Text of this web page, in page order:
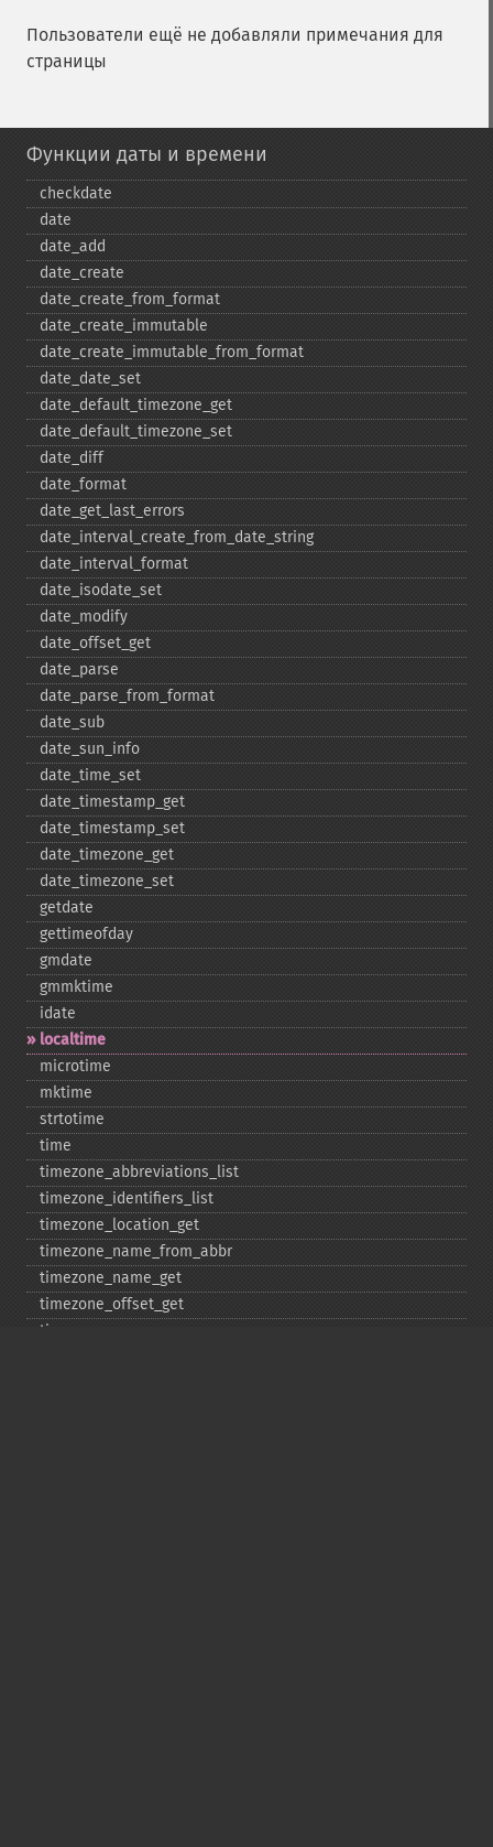
Пользователи ещё не добавляли примечания для
страницы
Функции даты и времени
checkdate
date
date_​add
date_​create
date_​create_​from_​format
date_​create_​immutable
date_​create_​immutable_​from_​format
date_​date_​set
date_​default_​timezone_​get
date_​default_​timezone_​set
date_​diff
date_​format
date_​get_​last_​errors
date_​interval_​create_​from_​date_​string
date_​interval_​format
date_​isodate_​set
date_​modify
date_​offset_​get
date_​parse
date_​parse_​from_​format
date_​sub
date_​sun_​info
date_​time_​set
date_​timestamp_​get
date_​timestamp_​set
date_​timezone_​get
date_​timezone_​set
getdate
gettimeofday
gmdate
gmmktime
idate
localtime
microtime
mktime
strtotime
time
timezone_​abbreviations_​list
timezone_​identifiers_​list
timezone_​location_​get
timezone_​name_​from_​abbr
timezone_​name_​get
timezone_​offset_​get
timezone_​open